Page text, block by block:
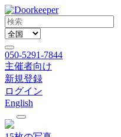
050-5291-7844
主催者向け
新規登録
ログイン
English